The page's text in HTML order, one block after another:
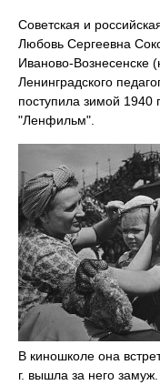
Советская и
Любовь Сергеевна
Иваново-Вознесенске
Ленинградского
поступила зимой 1940
"Ленфильм".
В киношколе она
г. вышла за него замуж.